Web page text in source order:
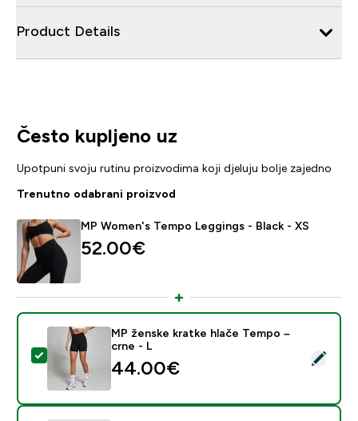
Product Details
Često kupljeno uz
Upotpuni svoju rutinu proizvodima koji djeluju bolje zajedno
Trenutno odabrani proizvod
MP Women's Tempo Leggings - Black - XS
52.00€‎
Odaberi ovaj proizvod - MP ženske kratke hlače
MP ženske kratke hlače Tempo –
crne - L
44.00€‎